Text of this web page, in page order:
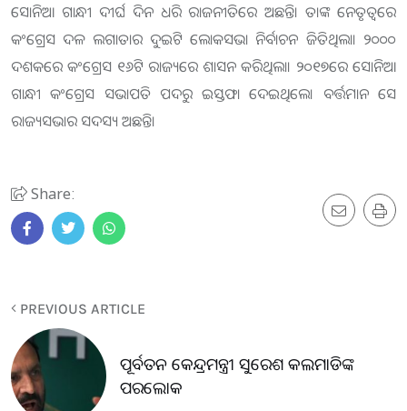
ସୋନିଆ ଗାନ୍ଧୀ ଦୀର୍ଘ ଦିନ ଧରି ରାଜନୀତିରେ ଅଛନ୍ତି। ତାଙ୍କ ନେତୃତ୍ୱରେ
କଂଗ୍ରେସ ଦଳ ଲଗାତାର ଦୁଇଟି ଲୋକସଭା ନିର୍ବାଚନ ଜିତିଥିଲା। ୨୦୦୦
ଦଶକରେ କଂଗ୍ରେସ ୧୬ଟି ରାଜ୍ୟରେ ଶାସନ କରିଥିଲା। ୨୦୧୭ରେ ସୋନିଆ
ଗାନ୍ଧୀ କଂଗ୍ରେସ ସଭାପତି ପଦରୁ ଇସ୍ତଫା ଦେଇଥିଲେ। ବର୍ତ୍ତମାନ ସେ
ରାଜ୍ୟସଭାର ସଦସ୍ୟ ଅଛନ୍ତି।
Share:
PREVIOUS ARTICLE
ପୂର୍ବତନ କେନ୍ଦ୍ରମନ୍ତ୍ରୀ ସୁରେଶ କଲମାଡିଙ୍କ
ପରଲୋକ